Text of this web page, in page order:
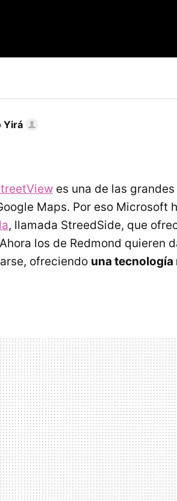
Yirá
es una de las
Maps. Por eso Microsoft
, llamada StreedSide, que
los de Redmond quieren
ofreciendo una tecnología